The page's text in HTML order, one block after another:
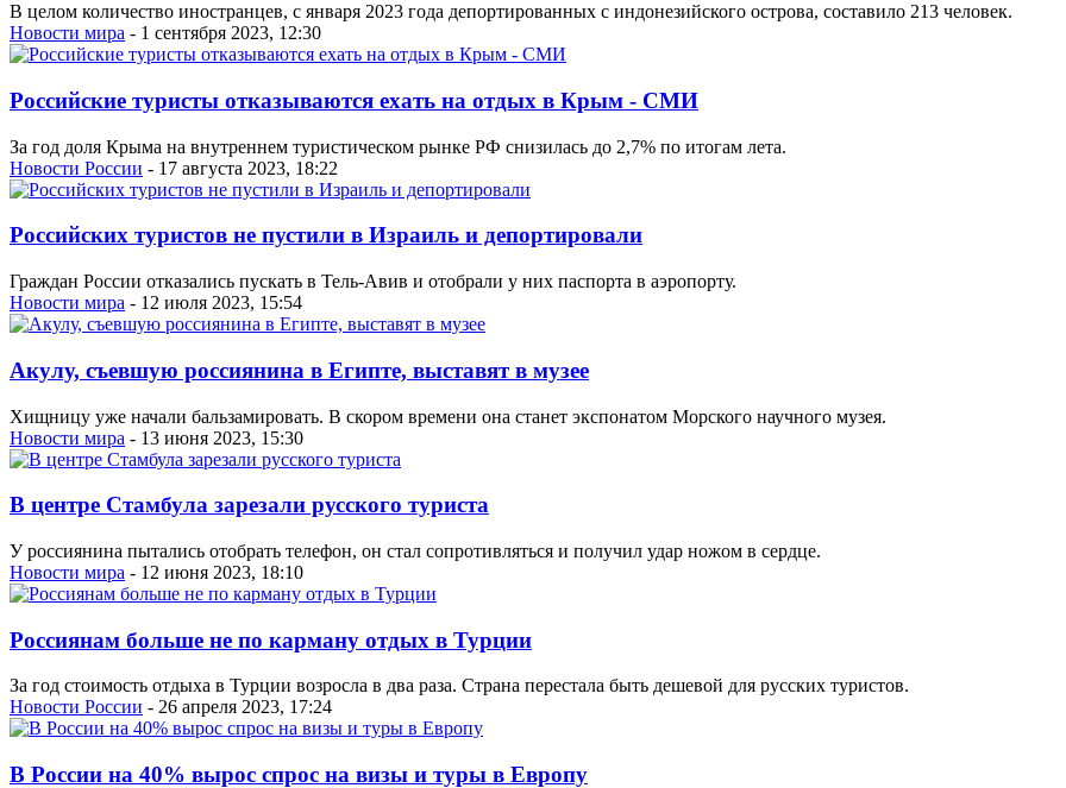
В целом количество иностранцев, с января 2023 года депортированных с индонезийского острова, составило 213 человек.
Новости мира - 1 сентября 2023, 12:30
Российские туристы отказываются ехать на отдых в Крым - СМИ
За год доля Крыма на внутреннем туристическом рынке РФ снизилась до 2,7% по итогам лета.
Новости России - 17 августа 2023, 18:22
Российских туристов не пустили в Израиль и депортировали
Граждан России отказались пускать в Тель-Авив и отобрали у них паспорта в аэропорту.
Новости мира - 12 июля 2023, 15:54
Акулу, съевшую россиянина в Египте, выставят в музее
Хищницу уже начали бальзамировать. В скором времени она станет экспонатом Морского научного музея.
Новости мира - 13 июня 2023, 15:30
В центре Стамбула зарезали русского туриста
У россиянина пытались отобрать телефон, он стал сопротивляться и получил удар ножом в сердце.
Новости мира - 12 июня 2023, 18:10
Россиянам больше не по карману отдых в Турции
За год стоимость отдыха в Турции возросла в два раза. Страна перестала быть дешевой для русских туристов.
Новости России - 26 апреля 2023, 17:24
В России на 40% вырос спрос на визы и туры в Европу